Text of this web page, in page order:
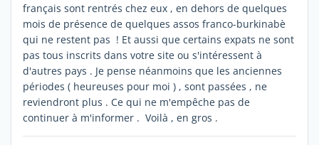
français sont rentrés chez eux , en dehors de quelques
mois de présence de quelques assos franco-burkinabè
qui ne restent pas ! Et aussi que certains expats ne sont
pas tous inscrits dans votre site ou s'intéressent à
d'autres pays . Je pense néanmoins que les anciennes
périodes ( heureuses pour moi ) , sont passées , ne
reviendront plus . Ce qui ne m'empêche pas de
continuer à m'informer . Voilà , en gros .